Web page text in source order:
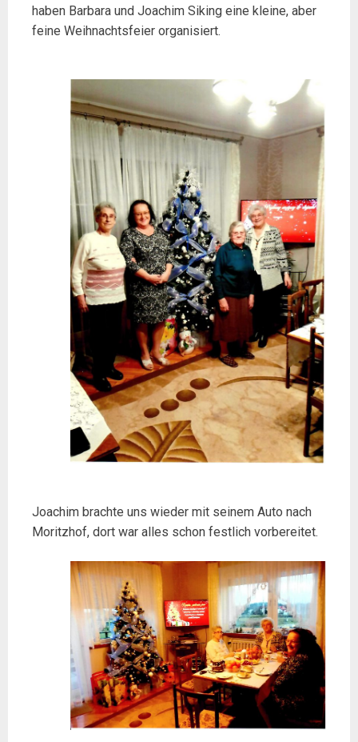
haben Barbara und Joachim Siking eine kleine, aber
feine Weihnachtsfeier organisiert.
Joachim brachte uns wieder mit seinem Auto nach
Moritzhof, dort war alles schon festlich vorbereitet.